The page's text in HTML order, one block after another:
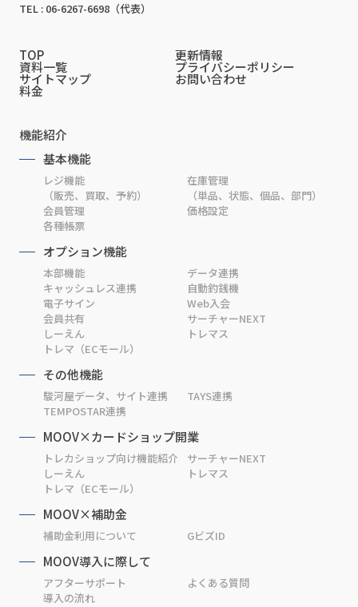
TEL : 06-6267-6698（代表）
TOP 更新情報
資料一覧 プライバシーポリシー
サイトマップ お問い合わせ
料金
機能紹介
基本機能
レジ機能
（販売、買取、予約）
在庫管理
（単品、状態、個品、部門）
会員管理
価格設定
各種帳票
オプション機能
本部機能
データ連携
キャッシュレス連携
自動釣銭機
電子サイン
Web入会
会員共有
サーチャーNEXT
しーえん
トレマス
トレマ（ECモール）
その他機能
駿河屋データ、サイト連携
TAYS連携
TEMPOSTAR連携
MOOV×カードショップ開業
トレカショップ向け機能紹介
サーチャーNEXT
しーえん
トレマス
トレマ（ECモール）
MOOV×補助金
補助金利用について GビズID
MOOV導入に際して
アフターサポート
よくある質問
導入の流れ